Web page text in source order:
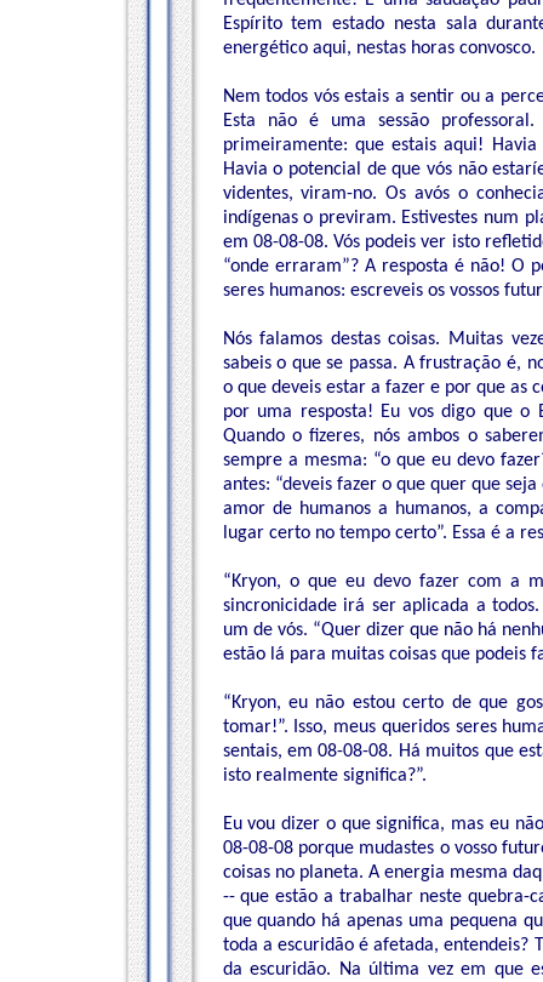
Espírito tem estado nesta sala
energético aqui, nestas horas convosco.
Nem todos vós estais a sentir ou a
Esta não é uma sessão
primeiramente: que estais aqui!
Havia o potencial de que vós não
videntes, viram-no. Os avós o
indígenas o previram. Estivestes num
em 08-08-08. Vós podeis ver isto
“onde erraram”? A resposta é não! O
seres humanos: escreveis os vossos
Nós falamos destas coisas. Muitas
sabeis o que se passa. A frustração é,
o que deveis estar a fazer e por que as
por uma resposta! Eu vos digo que o
Quando o fizeres, nós ambos o
sempre a mesma: “o que eu devo
antes: “deveis fazer o que quer que
amor de humanos a humanos, a
lugar certo no tempo certo”. Essa é a
“Kryon, o que eu devo fazer com a
sincronicidade irá ser aplicada a
um de vós. “Quer dizer que não há
estão lá para muitas coisas que podeis
“Kryon, eu não estou certo de que
tomar!”. Isso, meus queridos seres
sentais, em 08-08-08. Há muitos que
isto realmente significa?”.
Eu vou dizer o que significa, mas eu
08-08-08 porque mudastes o vosso
coisas no planeta. A energia mesma
-- que estão a trabalhar neste quebra-
que quando há apenas uma pequena
toda a escuridão é afetada, entendeis?
da escuridão. Na última vez em que